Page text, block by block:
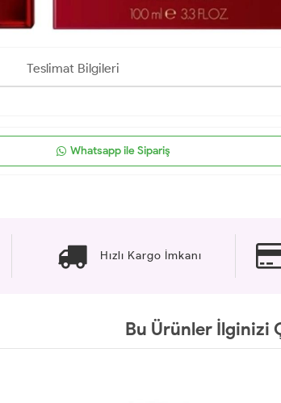
Teslimat Bilgileri
Whatsapp ile Sipariş
Hızlı Kargo İmkanı
Bu Ürünler İlginizi